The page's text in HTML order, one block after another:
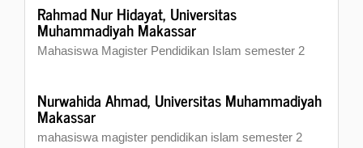
Rahmad Nur Hidayat, Universitas
Muhammadiyah Makassar
Mahasiswa Magister Pendidikan Islam semester 2
Nurwahida Ahmad, Universitas Muhammadiyah
Makassar
mahasiswa magister pendidikan islam semester 2